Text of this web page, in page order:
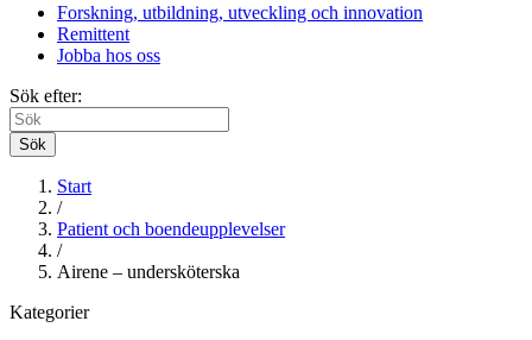
Forskning, utbildning, utveckling och innovation
Remittent
Jobba hos oss
Sök efter:
Sök
Start
/
Patient och boendeupplevelser
/
Airene – undersköterska
Kategorier